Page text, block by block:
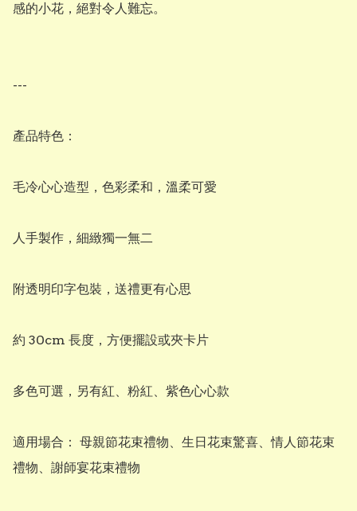
感的小花，絕對令人難忘。
---
產品特色：
毛冷心心造型，色彩柔和，溫柔可愛
人手製作，細緻獨一無二
附透明印字包裝，送禮更有心思
約 30cm 長度，方便擺設或夾卡片
多色可選，另有紅、粉紅、紫色心心款
適用場合： 母親節花束禮物、生日花束驚喜、情人節花束
禮物、謝師宴花束禮物